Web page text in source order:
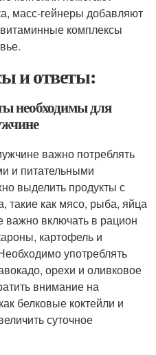
масс-гейнеры добавляют
комплексы
и ответы:
необходимы для
важно потреблять
и питательными
выделить продукты с
такие как мясо, рыба, яйца
включать в рацион
картофель и
употреблять
орехи и оливковое
внимание на
белковые коктейли и
суточное